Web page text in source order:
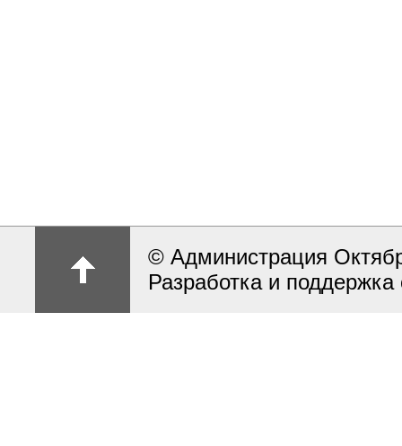
© Администрация
Разработка и поддержка